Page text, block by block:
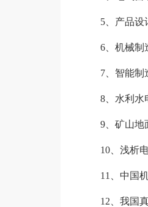
5、产品设计
6、机械制
7、智能制造
8、水利水电
9、矿山地面
10、浅析电
11、中国机
12、我国真